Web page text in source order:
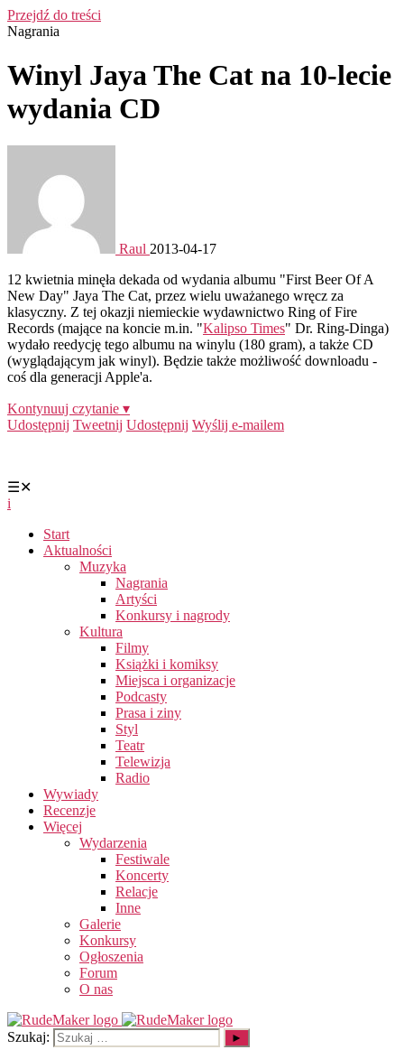
Przejdź do treści
Nagrania
Winyl Jaya The Cat na 10-lecie
wydania CD
Raul 2013-04-17
12 kwietnia minęła dekada od wydania albumu "First Beer Of A
New Day" Jaya The Cat, przez wielu uważanego wręcz za
klasyczny. Z tej okazji niemieckie wydawnictwo Ring of Fire
Records (mające na koncie m.in. "Kalipso Times" Dr. Ring-Dinga)
wydało reedycję tego albumu na winylu (180 gram), a także CD
(wyglądającym jak winyl). Będzie także możliwość downloadu -
coś dla generacji Apple'a.
Kontynuuj czytanie ▾
Udostępnij Tweetnij Udostępnij Wyślij e-mailem
☰✕
i
Start
Aktualności
Muzyka
Nagrania
Artyści
Konkursy i nagrody
Kultura
Filmy
Książki i komiksy
Miejsca i organizacje
Podcasty
Prasa i ziny
Styl
Teatr
Telewizja
Radio
Wywiady
Recenzje
Więcej
Wydarzenia
Festiwale
Koncerty
Relacje
Inne
Galerie
Konkursy
Ogłoszenia
Forum
O nas
Szukaj: